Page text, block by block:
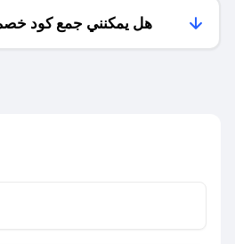
هل يمكنني جمع كود